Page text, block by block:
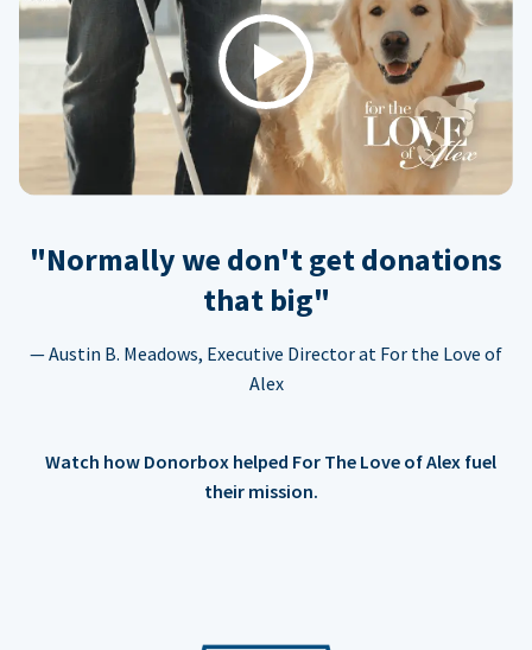
Play
"Normally we don't get donations
that big"
— Austin B. Meadows, Executive Director at For the Love of
Alex
Watch how Donorbox helped For The Love of Alex fuel
their mission.